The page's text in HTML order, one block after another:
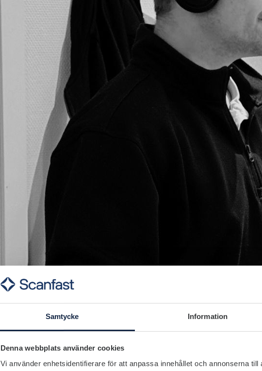
Samtycke Information
Denna webbplats använder cookies
Vi använder enhetsidentifierare för att anpassa innehållet och annonserna